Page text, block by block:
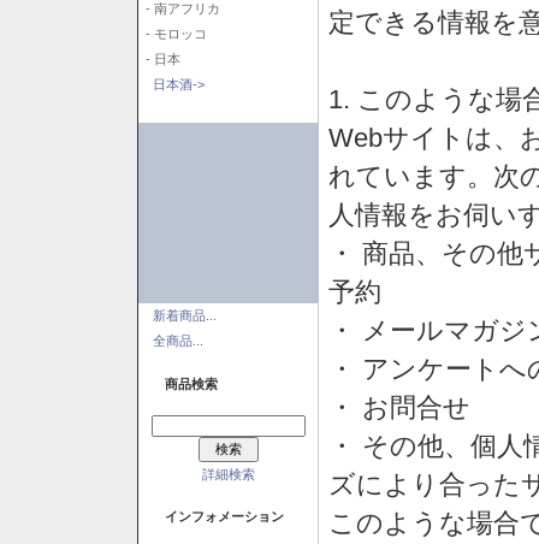
- 南アフリカ
- モロッコ
- 日本
日本酒->
新着商品...
全商品...
商品検索
詳細検索
インフォメーション
定できる情報を
1. このような場
Webサイトは、
れています。次
人情報をお伺い
・ 商品、その
予約
・ メールマガ
・ アンケートへ
・ お問合せ
・ その他、個
ズにより合った
このような場合